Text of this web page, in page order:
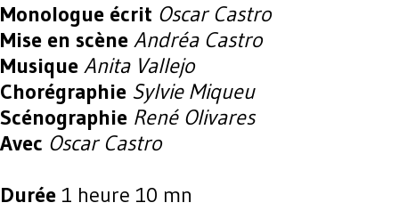
Monologue écrit Oscar Castro
Mise en scène Andréa Castro
Musique Anita Vallejo
Chorégraphie Sylvie Miqueu
Scénographie René Olivares
Avec Oscar Castro
Durée 1 heure 10 mn